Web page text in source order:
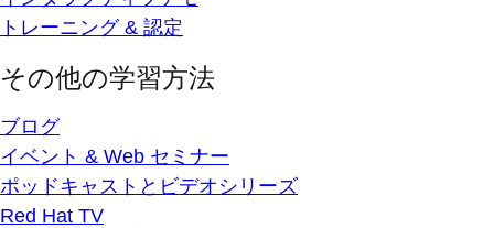
トレーニング & 認定
その他の学習方法
ブログ
イベント & Web セミナー
ポッドキャストとビデオシリーズ
Red Hat TV